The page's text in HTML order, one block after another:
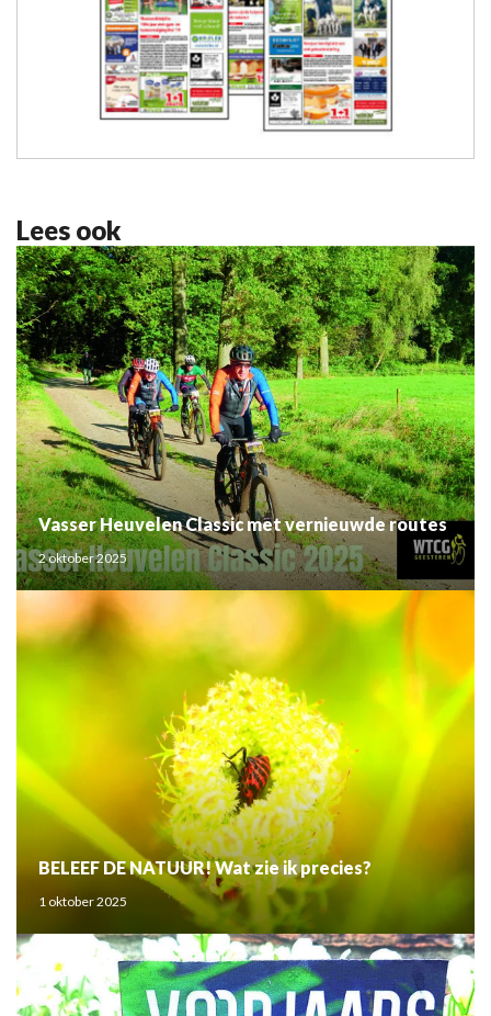
Lees ook
Vasser Heuvelen Classic met vernieuwde routes
2 oktober 2025
BELEEF DE NATUUR! Wat zie ik precies?
1 oktober 2025